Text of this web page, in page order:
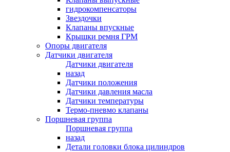
гидрокомпенсаторы
Звездочки
Клапаны впускные
Крышки ремня ГРМ
Опоры двигателя
Датчики двигателя
Датчики двигателя
назад
Датчики положения
Датчики давления масла
Датчики температуры
Термо-пневмо клапаны
Поршневая группа
Поршневая группа
назад
Детали головки блока цилиндров